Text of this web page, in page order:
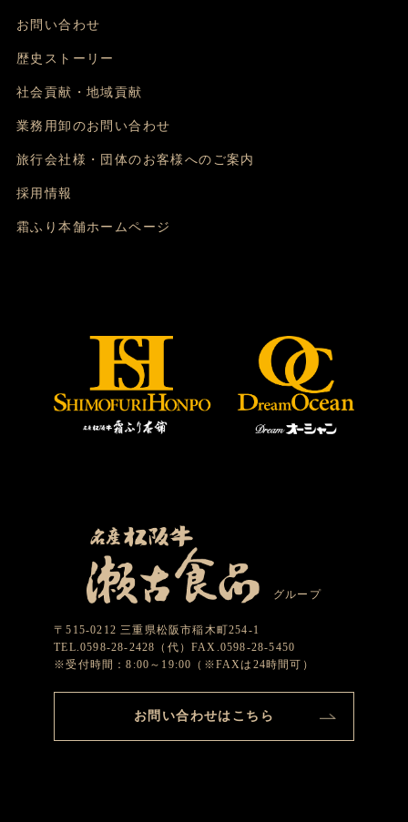
お問い合わせ
歴史ストーリー
社会貢献・地域貢献
業務用卸のお問い合わせ
旅行会社様・団体のお客様へのご案内
採用情報
霜ふり本舗ホームページ
グループ
〒515-0212 三重県松阪市稲木町254-1
TEL.0598-28-2428（代）FAX.0598-28-5450
※受付時間：8:00～19:00（※FAXは24時間可）
お問い合わせはこちら